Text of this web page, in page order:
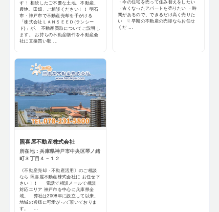
す！ 相続したご不要な土地、不動産、
農地、田畑、ご相談ください！！ 明石
市・神戸市で不動産売却を手がける
「株式会社ＬＡＮＳＥＥＤ(ランシー
ド)」が、 不動産買取についてご説明し
ます。 お持ちの不動産物件を不動産会
社に直接買い取 ...
・今の住宅を売って住み替えをしたい
・古くなったアパートを売りたい ・時
間があるので、できるだけ高く売りた
い ☟ 早期の不動産の売却ならお任せ
くだ ...
照喜屋不動産株式会社
所在地：兵庫県神戸市中央区琴ノ緒
町３丁目４－１２
《不動産売却・不動産活用》のご相談
なら 照喜屋不動産株式会社に お任せ下
さい！！ 電話で相談メールで相談
対応エリア 神戸市を中心に兵庫県全
域。 弊社は2008年に設立して以来、
地域の皆様に可愛がって頂いておりま
す。 ...